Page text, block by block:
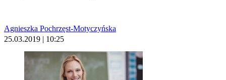
Agnieszka Pochrzęst-Motyczyńska
25.03.2019 | 10:25